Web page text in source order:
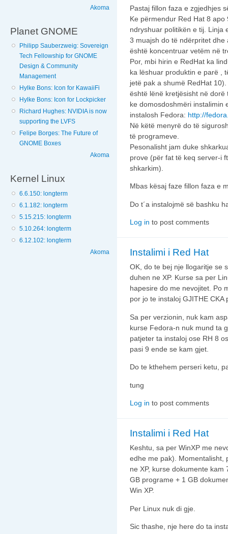
Akoma
Planet GNOME
Philipp Sauberzweig: Sovereign
Tech Fellowship for GNOME
Design & Community
Management
Hylke Bons: Icon for KawaiiFi
Hylke Bons: Icon for Lockpicker
Richard Hughes: NVIDIA is now
supporting the LVFS
Felipe Borges: The Future of
GNOME Boxes
Akoma
Kernel Linux
6.6.150: longterm
6.1.182: longterm
5.15.215: longterm
5.10.264: longterm
6.12.102: longterm
Akoma
Pastaj fillon faza e zgjedhjes
Ke përmendur Red Hat 8
ndryshuar politikën e tij. Linja
3 muajsh do të ndërpritet dhe
është koncentruar vetëm në
Por, mbi hirin e RedHat ka
ka lëshuar produktin e parë ,
jetë pak a shumë RedHat
është lënë kretjësisht në
ke domosdoshmëri instalimin
instalosh Fedora: http://
Në këtë menyrë do të
të programeve.
Pesonalisht jam duke
prove (për fat të keq server-i
shkarkim).
Mbas kësaj faze fillon faza e
Do t´a instalojmë së bashku
Log in to post comments
Instalimi i Red Hat
OK, do te bej nje llogaritje se
duhen ne XP. Kurse sa per
hapesire do me nevojitet. Po
por jo te instaloj GJITHE CKA
Sa per verzionin, nuk kam
kurse Fedora-n nuk mund ta
patjeter ta instaloj ose RH 8
pasi 9 ende se kam gjet.
Do te kthehem perseri ketu,
tung
Log in to post comments
Instalimi i Red Hat
Keshtu, sa per WinXP me
edhe me pak). Momentalisht,
ne XP, kurse dokumente
GB programe + 1 GB
Win XP.
Per Linux nuk di gje.
Sic thashe, nje here do ta